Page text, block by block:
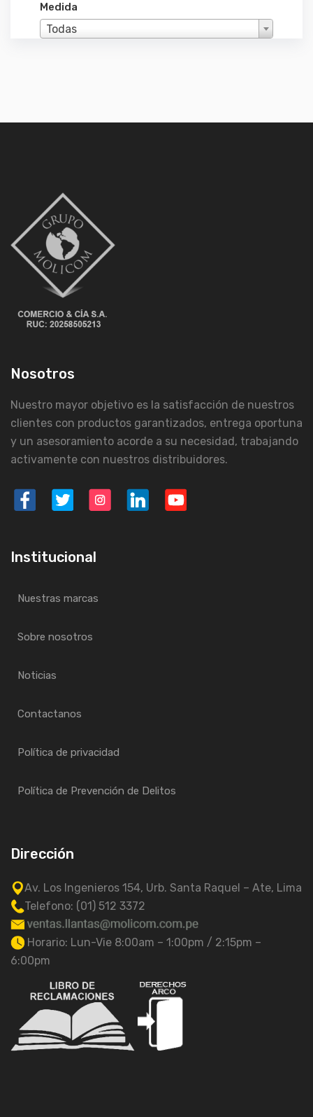
Medida
Todas
Nosotros
Nuestro mayor objetivo es la satisfacción de nuestros
clientes con productos garantizados, entrega oportuna
y un asesoramiento acorde a su necesidad, trabajando
activamente con nuestros distribuidores.
Institucional
Nuestras marcas
Sobre nosotros
Noticias
Contactanos
Política de privacidad
Política de Prevención de Delitos
Dirección
Av. Los Ingenieros 154, Urb. Santa Raquel – Ate, Lima
Telefono: (01) 512 3372
Horario: Lun-Vie 8:00am – 1:00pm / 2:15pm –
6:00pm